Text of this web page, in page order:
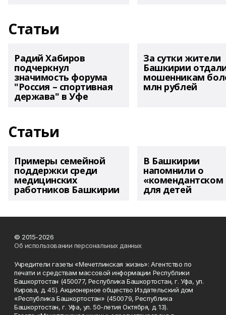
Статьи
Радий Хабиров
подчеркнул
значимость форума
"Россия – спортивная
держава" в Уфе
За сутки жители
Башкирии
мошенникам
млн рублей
Статьи
Примеры семейной
поддержки среди
медицинских
работников Башкирии
В Башкирии
напомнили о
«комендантском
для детей
© 2015-2026
Об использовании персональных данных
Учредители газеты «Мечетлинская жизнь»: Агентство по
печати и средствам массовой информации Республики
Башкортостан (450077, Республика Башкортостан, г. Уфа, ул.
Кирова, д. 45). Акционерное общество Издательский дом
«Республика Башкортостан» (450079, Республика
Башкортостан, г. Уфа, ул. 50-летия Октября, д. 13).